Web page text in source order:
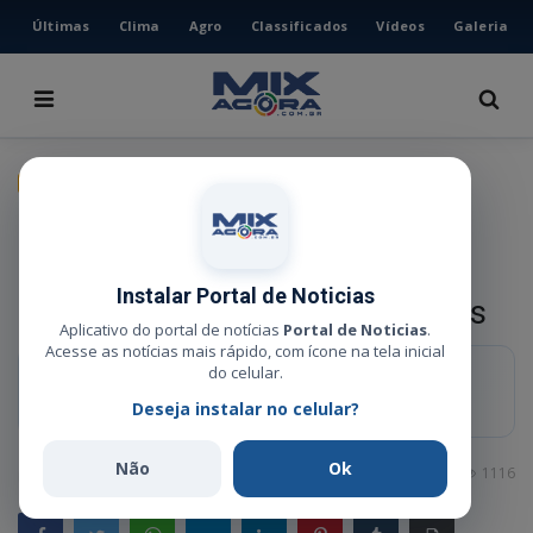
Últimas Clima Agro Classificados Vídeos Galeria
ÚLTIMAS
GALERIA
MUSICA
Instalar Portal de Noticias
Aplicativo do portal de notícias Portal de Noticias.
Acesse as notícias mais rápido, com ícone na tela inicial
do celular.
Deseja instalar no celular?
Não Ok
Regional da Sema de Barra do
eficiência e emissão de licenças
Um excelente resultado para região de Barra do Garças.
Administrador 1116